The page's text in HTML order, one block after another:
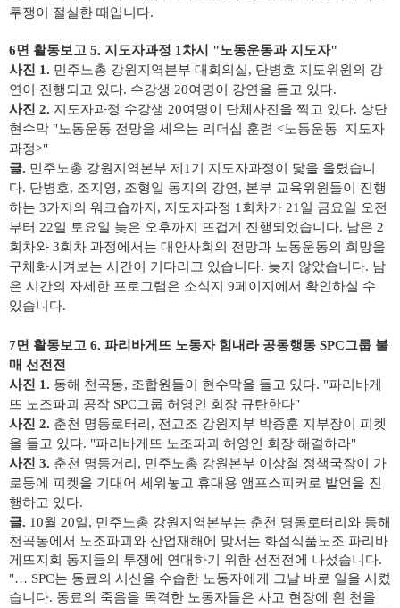
투쟁이 절실한 때입니다.
6면 활동보고 5. 지도자과정 1차시 "노동운동과 지도자"
사진 1. 민주노총 강원지역본부 대회의실, 단병호 지도위원의 강
연이 진행되고 있다. 수강생 20여명이 강연을 듣고 있다.
사진 2. 지도자과정 수강생 20여명이 단체사진을 찍고 있다. 상단
현수막 "노동운동 전망을 세우는 리더십 훈련 <노동운동 지도자
과정>"
글. 민주노총 강원지역본부 제1기 지도자과정이 닻을 올렸습니
다. 단병호, 조지영, 조형일 동지의 강연, 본부 교육위원들이 진행
하는 3가지의 워크숍까지, 지도자과정 1회차가 21일 금요일 오전
부터 22일 토요일 늦은 오후까지 뜨겁게 진행되었습니다. 남은 2
회차와 3회차 과정에서는 대안사회의 전망과 노동운동의 희망을
구체화시켜보는 시간이 기다리고 있습니다. 늦지 않았습니다. 남
은 시간의 자세한 프로그램은 소식지 9페이지에서 확인하실 수
있습니다.
7면 활동보고 6. 파리바게뜨 노동자 힘내라 공동행동 SPC그룹 불
매 선전전
사진 1. 동해 천곡동, 조합원들이 현수막을 들고 있다. "파리바게
뜨 노조파괴 공작 SPC그룹 허영인 회장 규탄한다"​
사진 2. 춘천 명동로터리, 전교조 강원지부 박종훈 지부장이 피켓
을 들고 있다. "파리바게뜨 노조파괴 허영인 회장 해결하라"
사진 3. 춘천 명동거리, 민주노총 강원본부 이상철 정책국장이 가
로등에 피켓을 기대어 세워놓고 휴대용 앰프스피커로 발언을 진
행하고 있다.
글. 10월 20일, 민주노총 강원지역본부는 춘천 명동로터리와 동해
천곡동에서 노조파괴와 산업재해에 맞서는 화섬식품노조 파리바
게뜨지회 동지들의 투쟁에 연대하기 위한 선전전에 나섰습니다.
"… SPC는 동료의 시신을 수습한 노동자에게 그날 바로 일을 시켰
습니다. 동료의 죽음을 목격한 노동자들은 사고 현장에 흰 천을